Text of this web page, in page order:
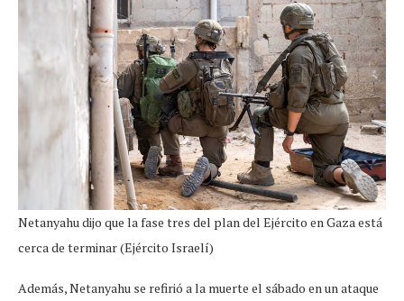
Netanyahu dijo que la fase tres del plan del Ejército en Gaza está
cerca de terminar (Ejército Israelí)
Además, Netanyahu se refirió a la muerte el sábado en un ataque